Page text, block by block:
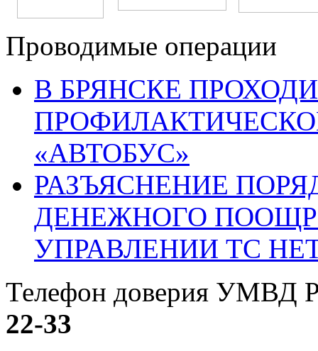
Проводимые операции
В БРЯНСКЕ
«АВТОБУС»
РАЗЪЯСНЕНИЕ
ДЕНЕЖНОГО
УПРАВЛЕНИИ ТС
Телефон доверия УМВД
22-33